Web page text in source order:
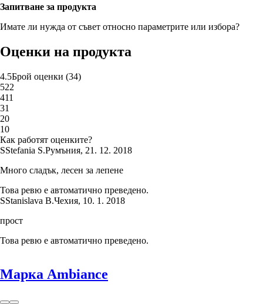
Запитване за продукта
Имате ли нужда от съвет относно параметрите или избора?
Оценки на продукта
4.5Брой оценки (34)
522
411
31
20
10
Как работят оценките?
SStefania S.Румъния, 21. 12. 2018
Много сладък, лесен за лепене
Това ревю е автоматично преведено.
SStanislava B.Чехия, 10. 1. 2018
прост
Това ревю е автоматично преведено.
Марка Ambiance